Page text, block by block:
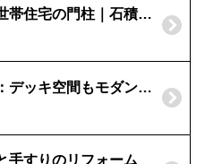
富田林市：二世帯住宅の門柱｜石積みを残した外構
奈良県生駒市：デッキ空間もモダンスタイルで｜三協立山アルミ製「ひとと木」
手すりのリフォーム